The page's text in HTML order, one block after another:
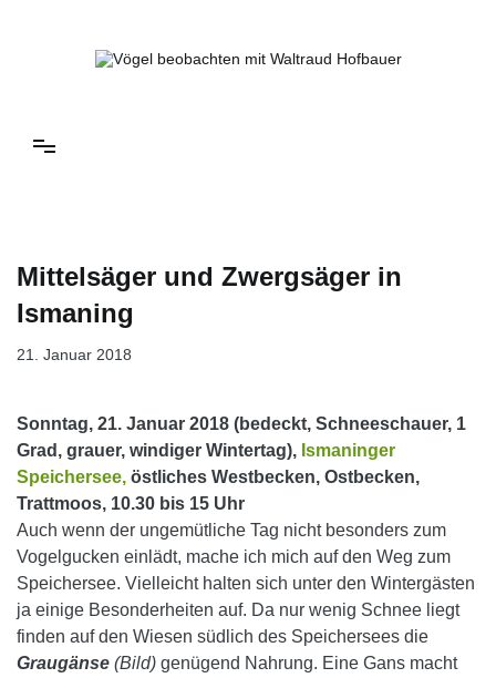
Mittelsäger und Zwergsäger in
Ismaning
21. Januar 2018
Sonntag, 21. Januar 2018 (bedeckt, Schneeschauer, 1
Grad, grauer, windiger Wintertag), Ismaninger
Speichersee, östliches Westbecken, Ostbecken,
Trattmoos, 10.30 bis 15 Uhr
Auch wenn der ungemütliche Tag nicht besonders zum
Vogelgucken einlädt, mache ich mich auf den Weg zum
Speichersee. Vielleicht halten sich unter den Wintergästen
ja einige Besonderheiten auf. Da nur wenig Schnee liegt
finden auf den Wiesen südlich des Speichersees die
Graugänse (Bild) genügend Nahrung. Eine Gans macht